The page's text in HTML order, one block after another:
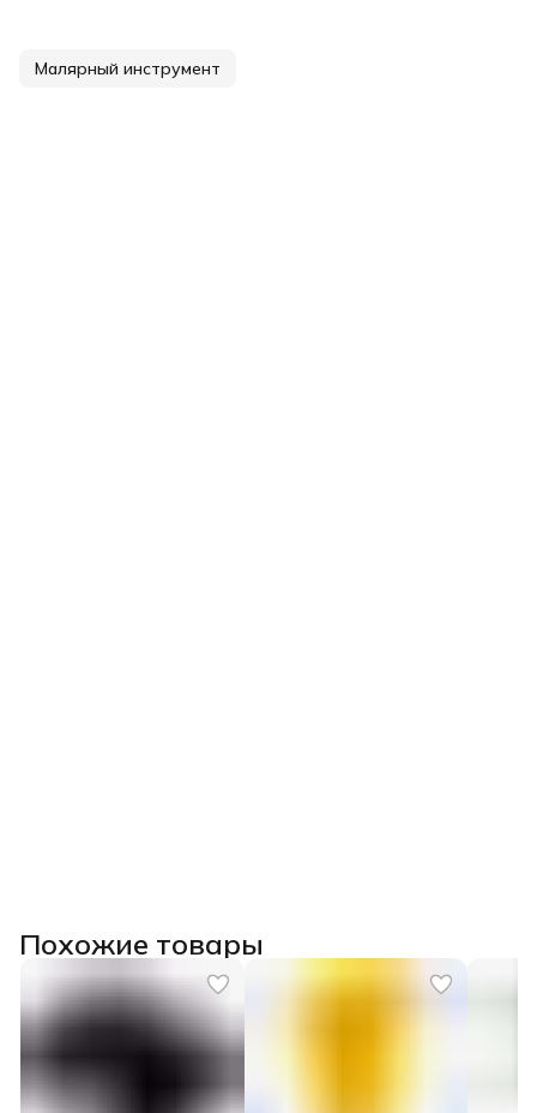
Малярный инструмент
Похожие товары